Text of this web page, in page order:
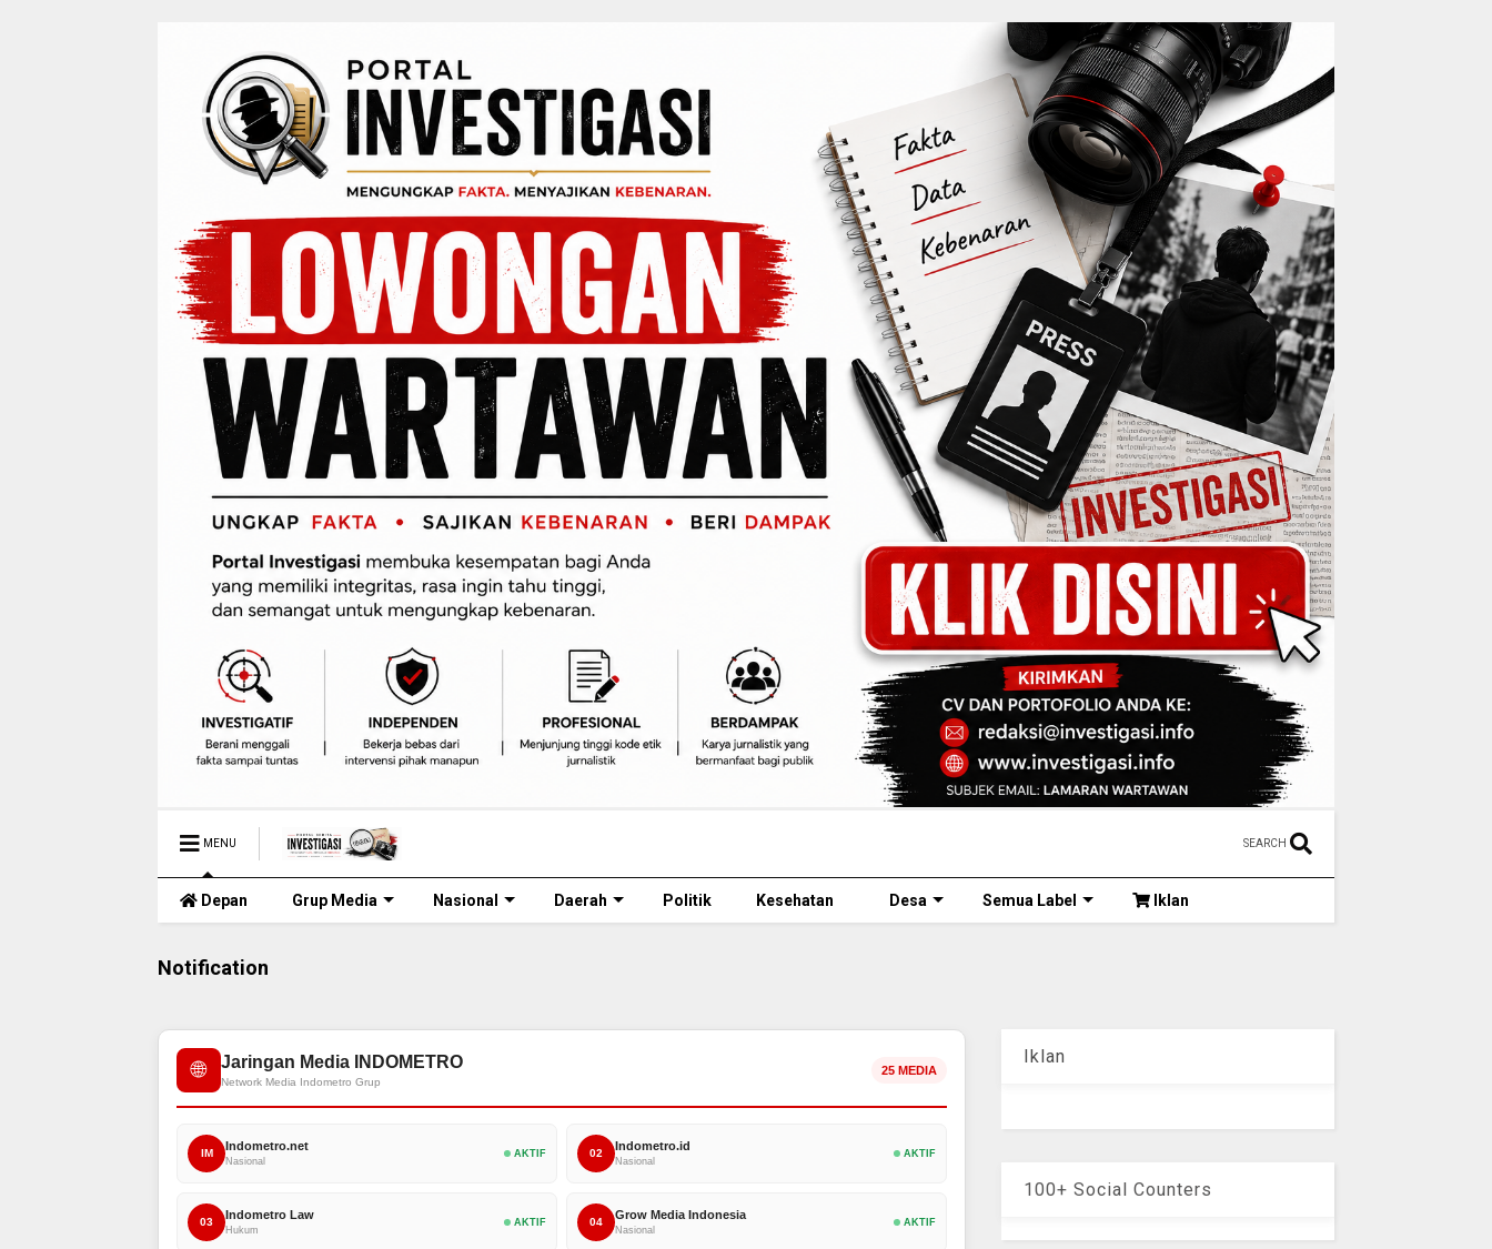
MENU SEARCH
Depan Grup Media Nasional Daerah Politik Kesehatan Desa Semua Label Iklan
Notification
🌐 Jaringan Media INDOMETRO
Network Media Indometro Grup
25 MEDIA
IM
Indometro.net
Nasional
AKTIF 02
Indometro.id
Nasional
AKTIF
03
Indometro Law
Hukum
AKTIF 04
Grow Media Indonesia
Nasional
AKTIF
Iklan
100+ Social Counters